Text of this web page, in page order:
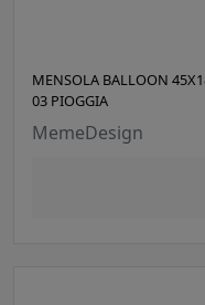
MENSOLA BALLOON
03 PIOGGIA
MemeDesign